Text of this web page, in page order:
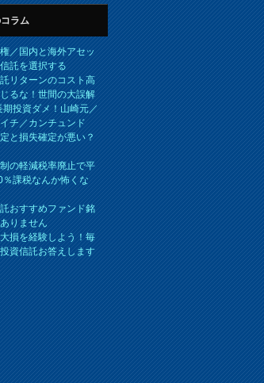
ラム
／国内と海外アセッ
託を選択する
リターンのコスト高
るな！世間の大誤解
期投資ダメ！山崎元／
チ／カンチュンド
と損失確定が悪い？
の軽減税率廃止で平
％課税なんか怖くな
おすすめファンド銘
りません
損を経験しよう！毎
資信託お答えします